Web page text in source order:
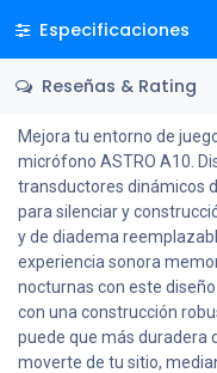
Especificaciones
Reseñas & Rating
Mejora tu entorno de
micrófono ASTRO A10.
transductores dinámicos
para silenciar y
y de diadema
experiencia sonora
nocturnas con este
con una construcción
puede que más duradera
moverte de tu sitio,